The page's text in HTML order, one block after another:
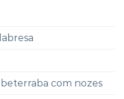
com nozes